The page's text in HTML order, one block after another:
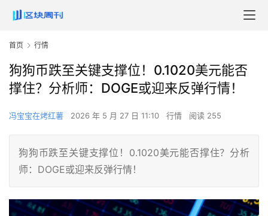
首页 行情
狗狗币跌至关键支撑位！0.1020美元能否
撑住？分析师：DOGE或迎来反弹行情！
冯宝宝在烤红薯 2026 年 5 月 27 日 11:10 行情 阅读 255
狗狗币跌至关键支撑位！0.1020美元能否撑住？分析
师：DOGE或迎来反弹行情！